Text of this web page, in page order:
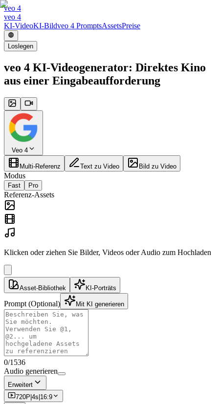
veo 4
veo 4
KI-VideoKI-Bildveo 4 PromptsAssetsPreise
Loslegen
veo 4 KI-Videogenerator: Direktes Kino
aus einer Eingabeaufforderung
Veo 4
Multi-Referenz Text zu Video Bild zu Video
Modus
Fast Pro
Referenz-Assets
Klicken oder ziehen Sie Bilder, Videos oder Audio zum Hochladen
Asset-Bibliothek KI-Porträts
Prompt (Optional) Mit KI generieren
0/1536
Audio generieren
Erweitert
720P 4s 16:9